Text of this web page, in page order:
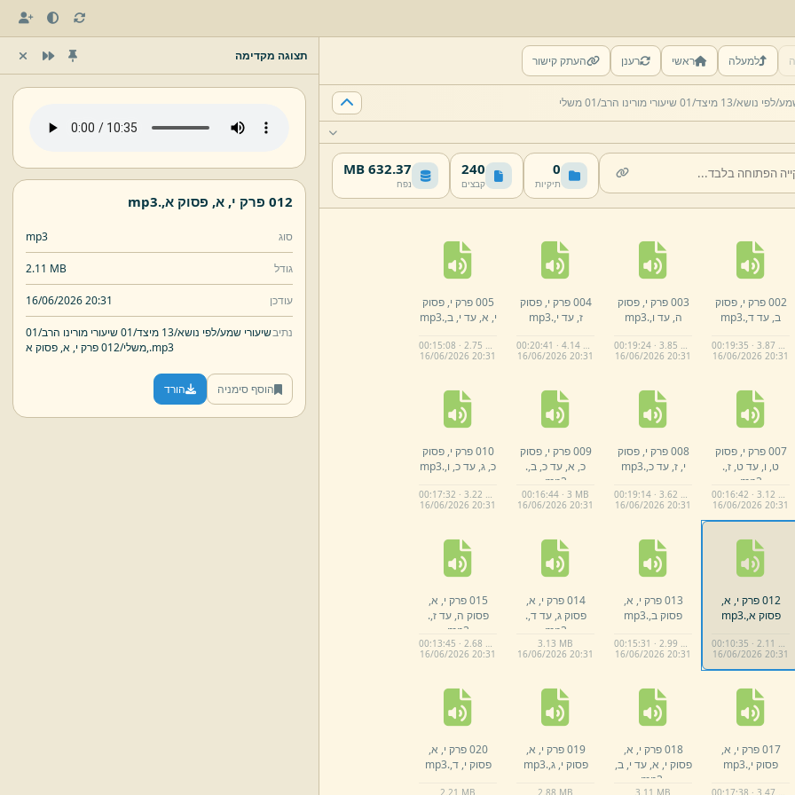
למעלה ראשי רענן העתק קישור
לפי נושא/13 מיצד/ 01 שיעורי מורינו הרב/ 01 משלי
0
תיקיות
240
קבצים
632.37 MB
נפח
002 פרק י,
פסוק
ב, עד ד,.
mp3
00:19:35 · 3.87 MB
16/06/2026 20:31
003 פרק י,
פסוק
ה, עד ו,.
mp3
00:19:24 · 3.85 MB
16/06/2026 20:31
004 פרק י,
פסוק
ז, עד י,.
mp3
00:20:41 · 4.14 MB
16/06/2026 20:31
005 פרק י,
פסוק
י, א, עד י, ב,.
mp3
00:15:08 · 2.75 MB
16/06/2026 20:31
007 פרק י,
פסוק
ט, ו, עד ט, ז,.
mp3
00:16:42 · 3.12 MB
16/06/2026 20:31
008 פרק י,
פסוק
י, ז, עד כ,.
mp3
00:19:14 · 3.62 MB
16/06/2026 20:31
009 פרק י,
פסוק
כ, א, עד כ, ב,.
mp3
00:16:44 · 3 MB
16/06/2026 20:31
010 פרק י,
פסוק
כ, ג, עד כ, ו,.
mp3
00:17:32 · 3.22 MB
16/06/2026 20:31
012 פרק י,
א,
פסוק א,.
mp3
00:10:35 · 2.11 MB
16/06/2026 20:31
013 פרק י,
א,
פסוק ב,.
mp3
00:15:31 · 2.99 MB
16/06/2026 20:31
014 פרק י,
א,
פסוק ג, עד ד,.
mp3
3.13 MB
16/06/2026 20:31
015 פרק י,
א,
פסוק ה, עד ז,.
mp3
00:13:45 · 2.68 MB
16/06/2026 20:31
017 פרק י,
א,
פסוק י,.
mp3
018 פרק י,
א,
פסוק י, א, עד י, ב,
mp3
3. 11 MB
019 פרק י,
א,
פסוק י, ג,.
mp3
2. 88 MB
020 פרק י,
א,
פסוק י, ד,.
mp3
2. 21 MB
תצוגה מקדימה
012 פרק י, א, פסוק א,.
mp3
סוג mp3
גודל 2.11 MB
עודכן 16/06/2026 20:31
נתיבשיעורי שמע/לפי נושא/13 מיצד/ 01 שיעורי מורינו הרב/
01
משלי/012 פרק י, א, פסוק א,.mp3
הוסף סימניה הורד